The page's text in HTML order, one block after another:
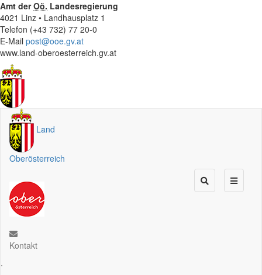
Amt derOö. Landesregierung
4021 Linz • Landhausplatz 1
Telefon (+43 732) 77 20-0
E-Mail post@ooe.gv.at
www.land-oberoesterreich.gv.at
Land
Oberösterreich
Kontakt
.